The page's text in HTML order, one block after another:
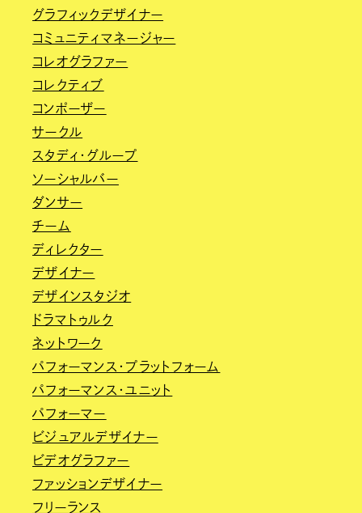
グラフィックデザイナー
コミュニティマネージャー
コレオグラファー
コレクティブ
コンポーザー
サークル
スタディ・グループ
ソーシャルバー
ダンサー
チーム
ディレクター
デザイナー
デザインスタジオ
ドラマトゥルク
ネットワーク
パフォーマンス・プラットフォーム
パフォーマンス・ユニット
パフォーマー
ビジュアルデザイナー
ビデオグラファー
ファッションデザイナー
フリーランス